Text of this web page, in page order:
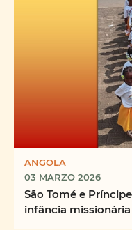
ANGOLA
03 MARZO 2026
São Tomé e
infância